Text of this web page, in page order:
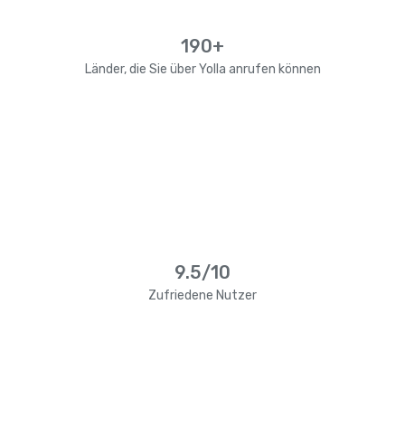
190+
Länder, die Sie über Yolla anrufen können
9.5/10
Zufriedene Nutzer